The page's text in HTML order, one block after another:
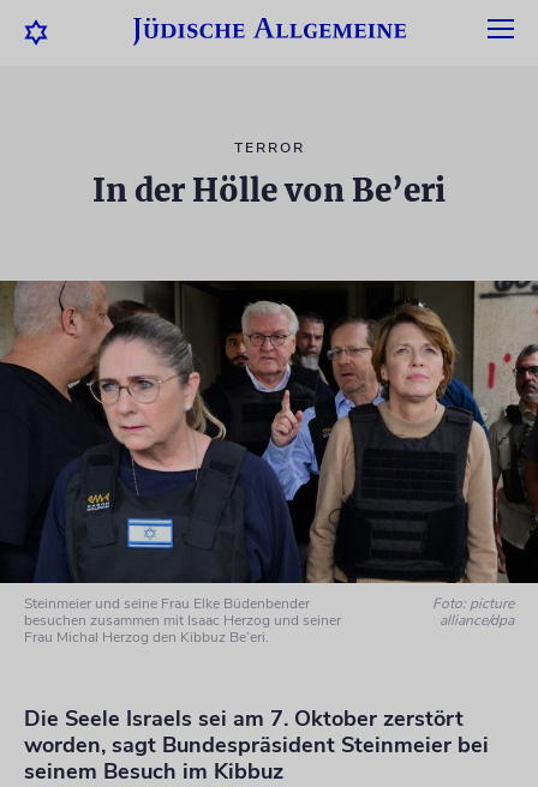
TERROR
In der Hölle von Be’eri
Steinmeier und seine Frau Elke Büdenbender
besuchen zusammen mit Isaac Herzog und seiner
Frau Michal Herzog den Kibbuz Be’eri.
Foto: picture
alliance/dpa
Die Seele Israels sei am 7. Oktober zerstört
worden, sagt Bundespräsident Steinmeier bei
seinem Besuch im Kibbuz